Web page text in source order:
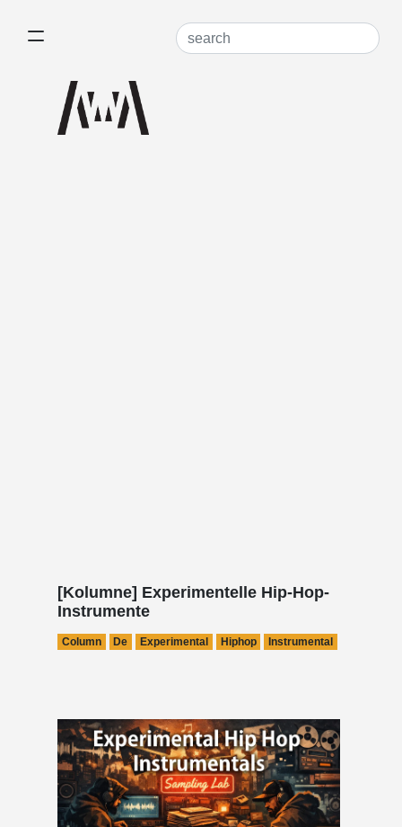
[Kolumne] Experimentelle Hip-Hop-
Instrumente
Column De Experimental Hiphop Instrumental